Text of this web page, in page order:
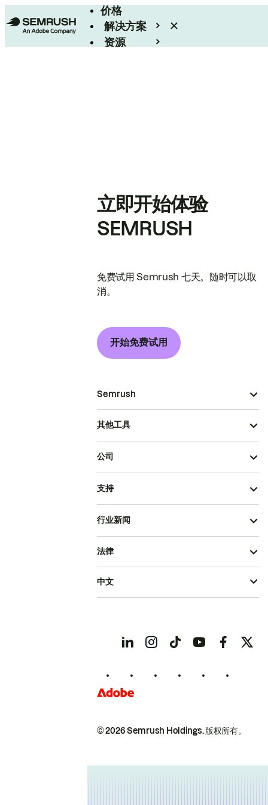
价格
解决方案
资源
立即开始体验
SEMRUSH
免费试用 Semrush 七天。随时可以取
消。
开始免费试用
Semrush
其他工具
公司
支持
行业新闻
© 2026 Semrush Holdings.版权所有。
法律
中文